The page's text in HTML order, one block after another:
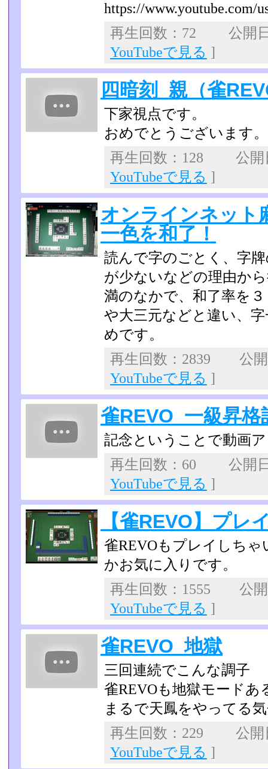
https://www.youtube.com/
再生回数：72 公開
YouTubeで見る ]
四暗刻_親（雀
下家視点です。
おめでとうございます。
再生回数：128 公
YouTubeで見る ]
オンラインネット
一色を和了！
読んで字のごとく、字
が少ないなどの理由か
満のなかで、和了率を
や大三元などと違い、
めです。
再生回数：2839 公
YouTubeで見る ]
雀REVO_一級昇格
記念ということで動画
再生回数：60 公開
YouTubeで見る ]
【雀REVO】プレ
雀REVOもプレイしち
かお気に入りです。
再生回数：1555 公
YouTubeで見る ]
雀REVO_地獄
三回連続でこんな調子
雀REVOも地獄モードあ
まるで天鳳をやってる
再生回数：229 公
YouTubeで見る ]